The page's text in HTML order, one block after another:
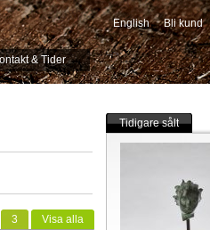
& Tider
English Bli kund
-->
Visa alla
3
Tidigare sålt